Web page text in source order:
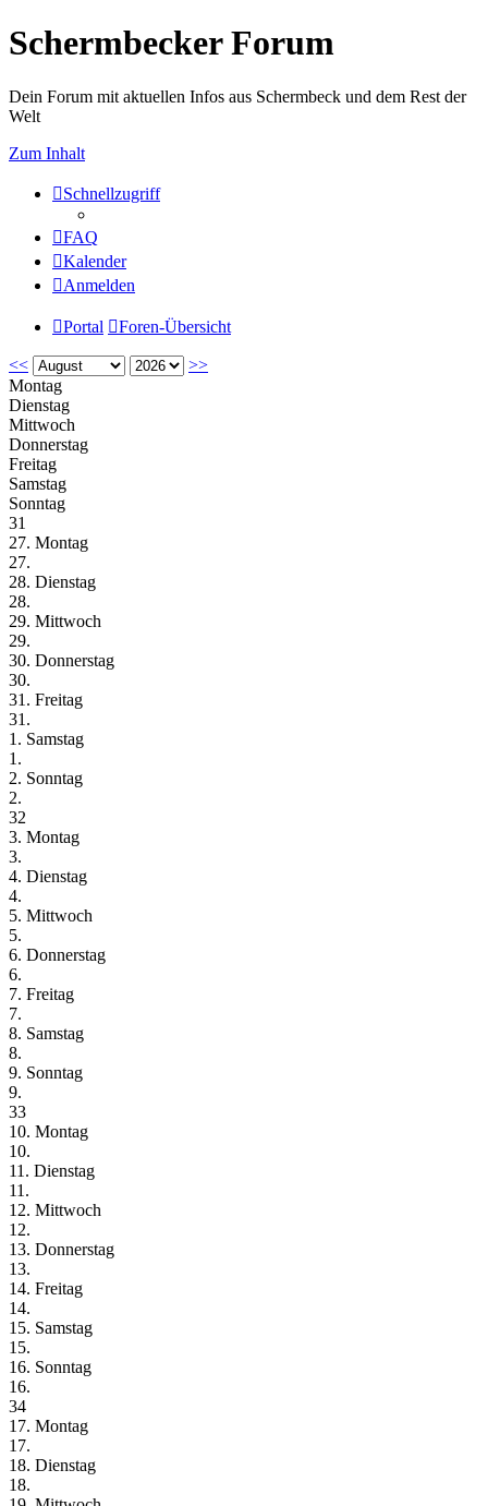
Schermbecker Forum
Dein Forum mit aktuellen Infos aus Schermbeck und dem Rest der
Welt
Zum Inhalt
Schnellzugriff
FAQ
Kalender
Anmelden
Portal Foren-Übersicht
<<
>>
Montag
Dienstag
Mittwoch
Donnerstag
Freitag
Samstag
Sonntag
31
27. Montag
27.
28. Dienstag
28.
29. Mittwoch
29.
30. Donnerstag
30.
31. Freitag
31.
1. Samstag
1.
2. Sonntag
2.
32
3. Montag
3.
4. Dienstag
4.
5. Mittwoch
5.
6. Donnerstag
6.
7. Freitag
7.
8. Samstag
8.
9. Sonntag
9.
33
10. Montag
10.
11. Dienstag
11.
12. Mittwoch
12.
13. Donnerstag
13.
14. Freitag
14.
15. Samstag
15.
16. Sonntag
16.
34
17. Montag
17.
18. Dienstag
18.